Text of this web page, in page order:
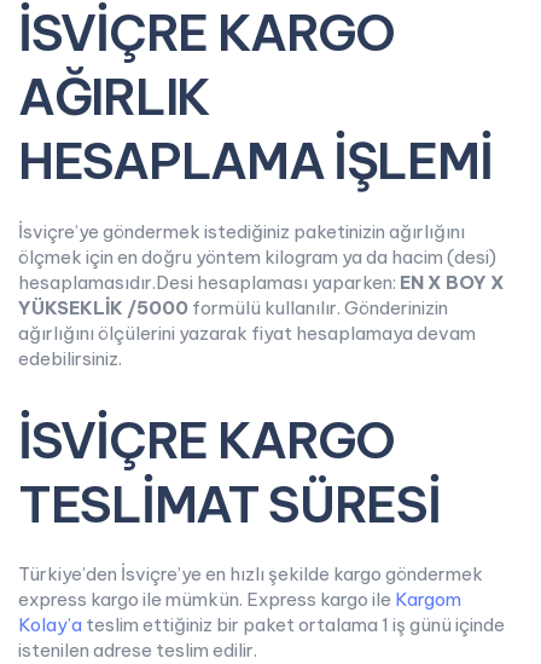
İSVİÇRE KARGO
AĞIRLIK
HESAPLAMA İŞLEMİ
İsviçre’ye göndermek istediğiniz paketinizin ağırlığını
ölçmek için en doğru yöntem kilogram ya da hacim (desi)
hesaplamasıdır.Desi hesaplaması yaparken: EN X BOY X
YÜKSEKLİK /5000 formülü kullanılır. Gönderinizin
ağırlığını ölçülerini yazarak fiyat hesaplamaya devam
edebilirsiniz.
İSVİÇRE KARGO
TESLİMAT SÜRESİ
Türkiye’den İsviçre’ye en hızlı şekilde kargo göndermek
express kargo ile mümkün. Express kargo ile Kargom
Kolay’a teslim ettiğiniz bir paket ortalama 1 iş günü içinde
istenilen adrese teslim edilir.